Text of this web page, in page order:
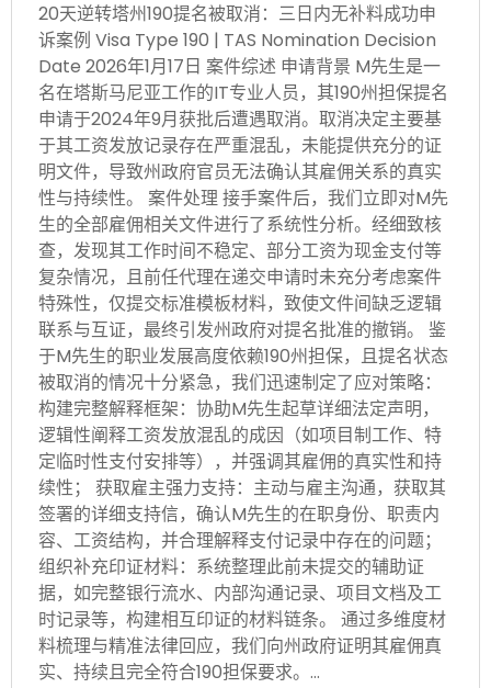
20天逆转塔州190提名被取消：三日内无补料成功申
诉案例 Visa Type 190 | TAS Nomination Decision
Date 2026年1月17日 案件综述 申请背景 M先生是一
名在塔斯马尼亚工作的IT专业人员，其190州担保提名
申请于2024年9月获批后遭遇取消。取消决定主要基
于其工资发放记录存在严重混乱，未能提供充分的证
明文件，导致州政府官员无法确认其雇佣关系的真实
性与持续性。 案件处理 接手案件后，我们立即对M先
生的全部雇佣相关文件进行了系统性分析。经细致核
查，发现其工作时间不稳定、部分工资为现金支付等
复杂情况，且前任代理在递交申请时未充分考虑案件
特殊性，仅提交标准模板材料，致使文件间缺乏逻辑
联系与互证，最终引发州政府对提名批准的撤销。 鉴
于M先生的职业发展高度依赖190州担保，且提名状态
被取消的情况十分紧急，我们迅速制定了应对策略：
构建完整解释框架：协助M先生起草详细法定声明，
逻辑性阐释工资发放混乱的成因（如项目制工作、特
定临时性支付安排等），并强调其雇佣的真实性和持
续性； 获取雇主强力支持：主动与雇主沟通，获取其
签署的详细支持信，确认M先生的在职身份、职责内
容、工资结构，并合理解释支付记录中存在的问题；
组织补充印证材料：系统整理此前未提交的辅助证
据，如完整银行流水、内部沟通记录、项目文档及工
时记录等，构建相互印证的材料链条。 通过多维度材
料梳理与精准法律回应，我们向州政府证明其雇佣真
实、持续且完全符合190担保要求。…